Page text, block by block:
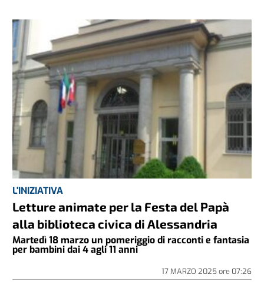
L'INIZIATIVA
Letture animate per la Festa del Papà
alla biblioteca civica di Alessandria
Martedì 18 marzo un pomeriggio di racconti e fantasia
per bambini dai 4 agli 11 anni
17 MARZO 2025ore 07:26